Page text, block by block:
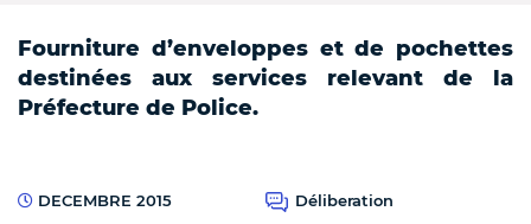
Fourniture d’enveloppes et de pochettes
destinées aux services relevant de la
Préfecture de Police.
DECEMBRE 2015
Déliberation